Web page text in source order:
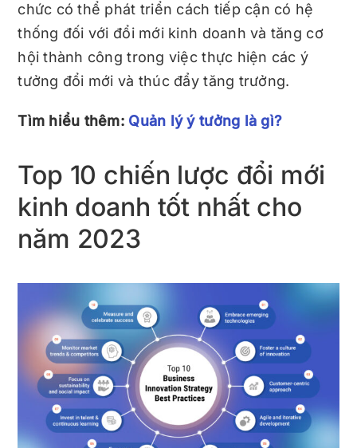
chức có thể phát triển cách tiếp cận có hệ
thống đối với đổi mới kinh doanh và tăng cơ
hội thành công trong việc thực hiện các ý
tưởng đổi mới và thúc đẩy tăng trưởng.
Tìm hiểu thêm: Quản lý ý tưởng là gì?
Top 10 chiến lược đổi mới
kinh doanh tốt nhất cho
năm 2023